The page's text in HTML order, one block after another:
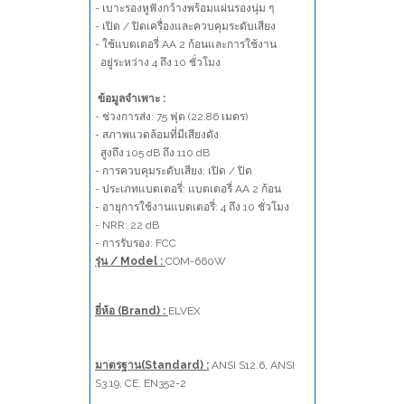
- เบาะรองหูฟังกว้างพร้อมแผ่นรองนุ่ม ๆ
- เปิด / ปิดเครื่องและควบคุมระดับเสียง
- ใช้แบตเตอรี่ AA 2 ก้อนและการใช้งาน
อยู่ระหว่าง 4 ถึง 10 ชั่วโมง
ข้อมูลจำเพาะ :
- ช่วงการส่ง: 75 ฟุต (22.86 เมตร)
- สภาพแวดล้อมที่มีเสียงดัง
สูงถึง 105 dB ถึง 110 dB
- การควบคุมระดับเสียง: เปิด / ปิด
- ประเภทแบตเตอรี่: แบตเตอรี่ AA 2 ก้อน
- อายุการใช้งานแบตเตอรี่: 4 ถึง 10 ชั่วโมง
- NRR: 22 dB
- การรับรอง: FCC
รุ่น / Model : COM-660W
ยี่ห้อ (Brand) : ELVEX
มาตรฐาน(Standard) : ANSI S12.6 ANSI
S3.19, CE, EN352-2